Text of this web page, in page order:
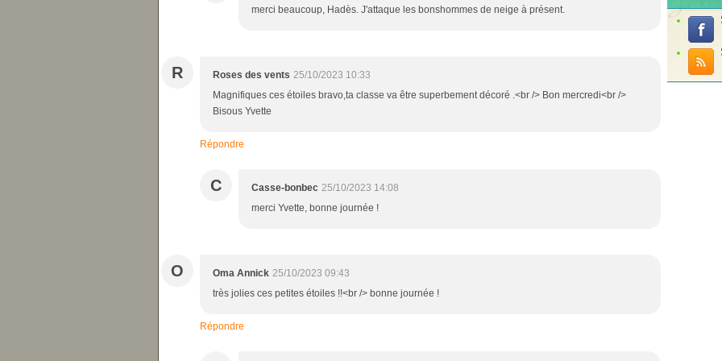
merci beaucoup, Hadès. J'attaque les bonshommes de neige à présent.
R Roses des vents 25/10/2023 10:33
Magnifiques ces étoiles bravo,ta classe va être superbement décoré .<br /> Bon mercredi<br />
Bisous Yvette
Répondre
C Casse-bonbec 25/10/2023 14:08
merci Yvette, bonne journée !
O Oma Annick 25/10/2023 09:43
très jolies ces petites étoiles !!<br /> bonne journée !
Répondre